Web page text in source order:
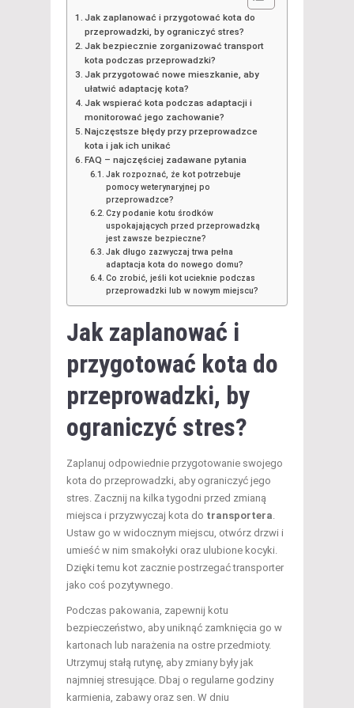
Jak zaplanować i przygotować kota do
przeprowadzki, by ograniczyć stres?
Jak bezpiecznie zorganizować transport
kota podczas przeprowadzki?
Jak przygotować nowe mieszkanie, aby
ułatwić adaptację kota?
Jak wspierać kota podczas adaptacji i
monitorować jego zachowanie?
Najczęstsze błędy przy przeprowadzce
kota i jak ich unikać
FAQ – najczęściej zadawane pytania
Jak rozpoznać, że kot potrzebuje
pomocy weterynaryjnej po
przeprowadzce?
Czy podanie kotu środków
uspokajających przed przeprowadzką
jest zawsze bezpieczne?
Jak długo zazwyczaj trwa pełna
adaptacja kota do nowego domu?
Co zrobić, jeśli kot ucieknie podczas
przeprowadzki lub w nowym miejscu?
Jak zaplanować i
przygotować kota do
przeprowadzki, by
ograniczyć stres?
Zaplanuj odpowiednie przygotowanie swojego
kota do przeprowadzki, aby ograniczyć jego
stres. Zacznij na kilka tygodni przed zmianą
miejsca i przyzwyczaj kota do transportera.
Ustaw go w widocznym miejscu, otwórz drzwi i
umieść w nim smakołyki oraz ulubione kocyki.
Dzięki temu kot zacznie postrzegać transporter
jako coś pozytywnego.
Podczas pakowania, zapewnij kotu
bezpieczeństwo, aby uniknąć zamknięcia go w
kartonach lub narażenia na ostre przedmioty.
Utrzymuj stałą rutynę, aby zmiany były jak
najmniej stresujące. Dbaj o regularne godziny
karmienia, zabawy oraz sen. W dniu